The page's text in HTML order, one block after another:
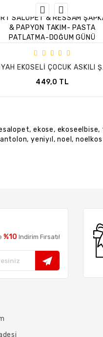
SİYAH
449,0 TL
, ekose, ekoseelbise,
, yeniyıl ,noel,
%10 Indirim Fırsatı!